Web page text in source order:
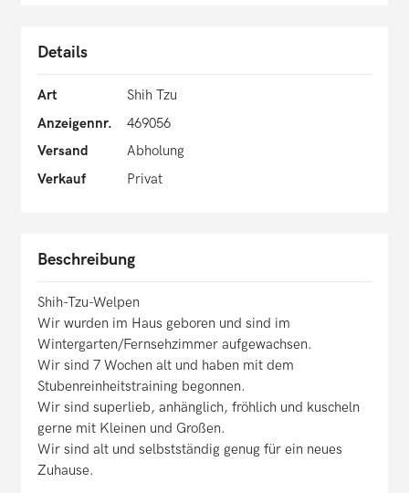
Details
Art
Shih Tzu
Anzeigennr.
469056
Versand
Abholung
Verkauf
Privat
Beschreibung
Shih-Tzu-Welpen
Wir wurden im Haus geboren und sind im
Wintergarten/Fernsehzimmer aufgewachsen.
Wir sind 7 Wochen alt und haben mit dem
Stubenreinheitstraining begonnen.
Wir sind superlieb, anhänglich, fröhlich und kuscheln
gerne mit Kleinen und Großen.
Wir sind alt und selbstständig genug für ein neues
Zuhause.